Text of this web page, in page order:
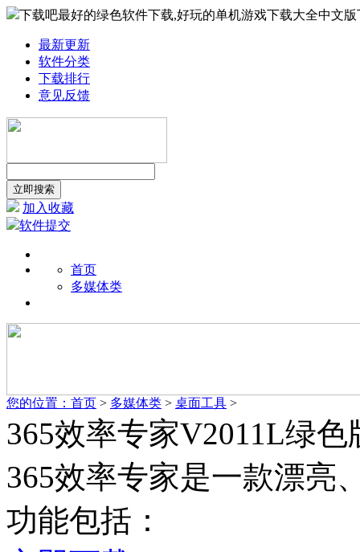
下载吧最好的绿色软件下载,好玩的单机游戏下载大全中文版
最新更新
软件分类
下载排行
意见反馈
加入收藏
软件提交
首页
多媒体类
您的位置： 首页 > 多媒体类 > 桌面工具 >
365效率专家V2011L绿色
365效率专家是一款漂亮
功能包括：